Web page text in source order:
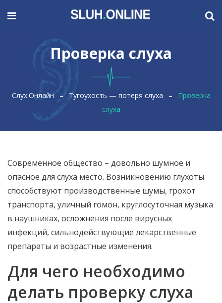
Проверка слуха
Слух.Онлайн Тугоухость — потеря слуха
Проверка
слуха
Современное общество – довольно шумное и
опасное для слуха место. Возникновению глухоты
способствуют производственные шумы, грохот
транспорта, уличный гомон, круглосуточная музыка
в наушниках, осложнения после вирусных
инфекций, сильнодействующие лекарственные
препараты и возрастные изменения.
Для чего необходимо
делать проверку слуха